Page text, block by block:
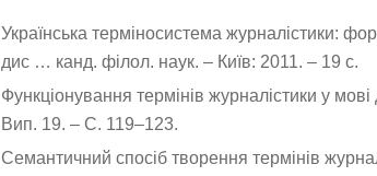
Українська терміносистема журналістики:
дис … канд. філол. наук. – Київ: 2011. – 19 с.
Функціонування термінів журналістики у
Вип. 19. – С. 119–123.
Семантичний спосіб творення термінів